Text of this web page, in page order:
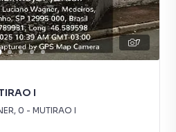
à piscina
para desfrutar
7
I
, 0 - MUTIRAO I